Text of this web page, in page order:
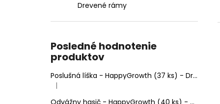
Drevené rámy
Posledné hodnotenie
produktov
Poslušná líška - HappyGrowth (37 ks) - Drevené puzzle
Hodnotenie produktu je 4 z 5 hviezdičiek.
|
Odvážny hasič - HappyGrowth (40 ks) - Drevené puzzle